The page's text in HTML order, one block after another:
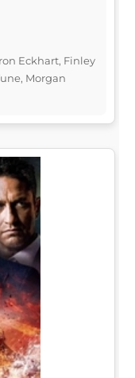
Eckhart, Finley
Morgan